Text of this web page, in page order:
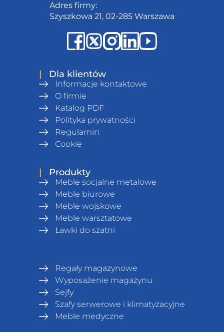
Adres firmy:
Szyszkowa 21, 02-285 Warszawa
| Dla klientów
Informacje kontaktowe
O firmie
Katalog PDF
Polityka prywatności
Regulamin
Сookie
| Produkty
Meble socjalne metalowe
Meble biurowe
Meble wojskowe
Meble warsztatowe
Ławki do szatni
Regały magazynowe
Wyposażenie magazynu
Sejfy
Szafy serwerowe i klimatyzacyjne
Meble medyczne